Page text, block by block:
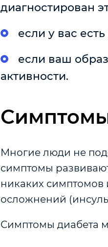
диагностирован
если у вас
если ваш
активности.
Многие люди не
симптомы
никаких симптомов
осложнений
Симптомы диабета